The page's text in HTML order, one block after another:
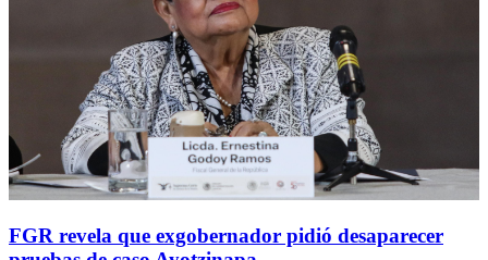
FGR revela que exgobernador pidió desaparecer